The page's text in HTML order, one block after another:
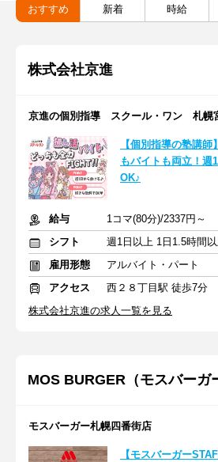
おすすめ 新着 時給
株式会社京進
京進の個別指導 スクール・ワン 札幌
【個別指導の塾講
もバイトも両立！
OK♪
給与
1コマ(80分)/2337円～
シフト
雇用形態
アルバイト・パート
アクセス
西２８丁目駅 徒歩7分
株式会社京進の求人一覧を見る
MOS BURGER（モスバーガ
モスバーガー札幌四番街店
【モスバーガー